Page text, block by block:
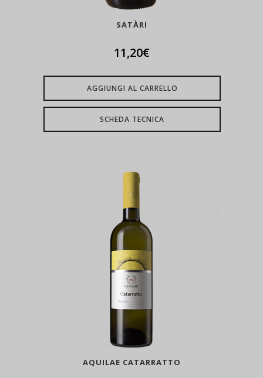
SATÀRI
11,20€
AGGIUNGI AL CARRELLO
SCHEDA TECNICA
AQUILAE CATARRATTO